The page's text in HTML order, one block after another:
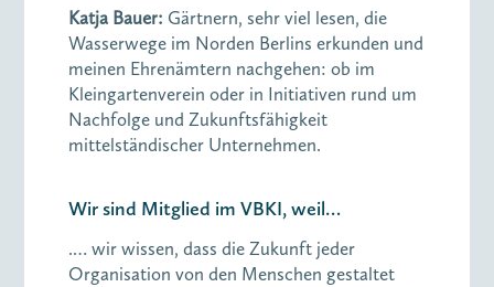
Katja Bauer: Gärtnern, sehr viel lesen, die
Wasserwege im Norden Berlins erkunden und
meinen Ehrenämtern nachgehen: ob im
Kleingartenverein oder in Initiativen rund um
Nachfolge und Zukunftsfähigkeit
mittelständischer Unternehmen.
Wir sind Mitglied im VBKI, weil…
.… wir wissen, dass die Zukunft jeder
Organisation von den Menschen gestaltet